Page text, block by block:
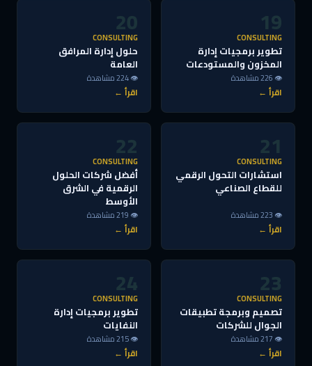
19
CONSULTING
تطوير برمجيات إدارة
المخزون والمستودعات
👁 226 مشاهدة
اقرأ ←
20
CONSULTING
حلول إدارة المرافق
العامة
👁 224 مشاهدة
اقرأ ←
21
CONSULTING
استشارات التحول الرقمي
للقطاع الصناعي
👁 223 مشاهدة
اقرأ ←
22
CONSULTING
أفضل شركات الحلول
الرقمية في الشرق
الأوسط
👁 219 مشاهدة
اقرأ ←
23
CONSULTING
تصميم وبرمجة تطبيقات
الجوال للشركات
👁 217 مشاهدة
اقرأ ←
24
CONSULTING
تطوير برمجيات إدارة
النفايات
👁 215 مشاهدة
اقرأ ←